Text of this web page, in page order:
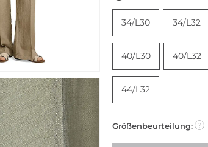
34/L30 34/L32
40/L30 40/L32
44/L32
Größenbeurteilung: ?